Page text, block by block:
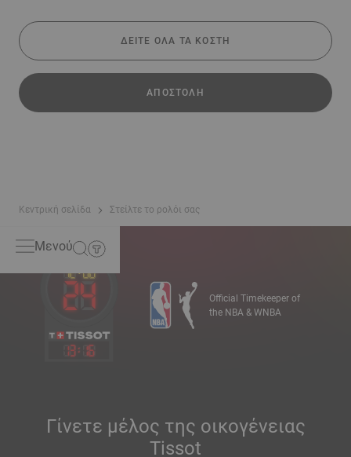
ΔΕΊΤΕ ΌΛΑ ΤΑ ΚΌΣΤΗ
ΑΠΟΣΤΟΛΉ
Κεντρική σελίδα Στείλτε το ρολόι σας
Μενού
13: 16
Official Timekeeper of
the NBA & WNBA
Γίνετε μέλος της οικογένειας
Tissot